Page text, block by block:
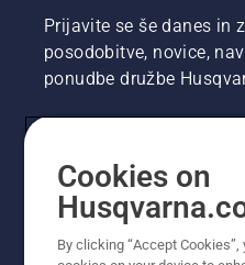
Prijavite se še danes in
posodobitve, novice,
ponudbe družbe
Cookies on
By clicking “Accept